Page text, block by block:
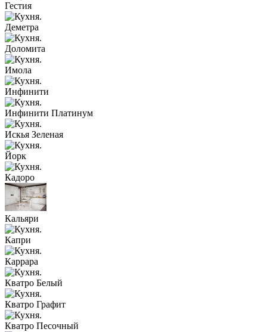
Гестия
Деметра
Доломита
Имола
Инфинити
Инфинити Платинум
Искья Зеленая
Йорк
Кадоро
Кальяри
Капри
Каррара
Кватро Белый
Кватро Графит
Кватро Песочный